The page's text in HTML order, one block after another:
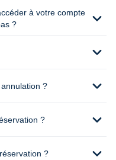
à votre compte
?
expand_more
expand_more
? expand_more
? expand_more
? expand_more